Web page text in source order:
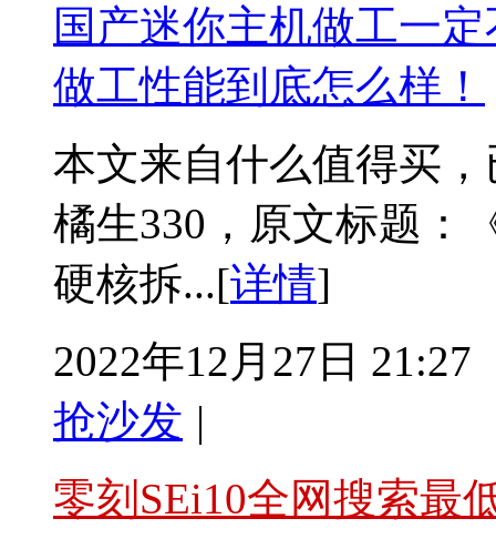
国产迷你主机做工一
做工性能到底怎么样！
本文来自什么值得买
橘生330，原文标题：
硬核拆...[详情]
2022年12月27日 21:27
抢沙发 |
零刻SEi10全网搜索最